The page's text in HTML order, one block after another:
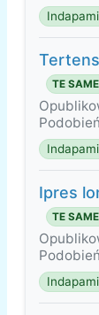
TE
Ipres
TE